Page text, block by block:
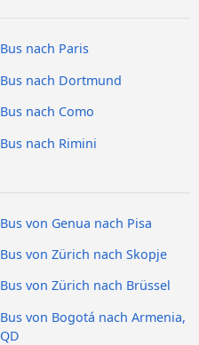
Bus nach Paris
Bus nach Dortmund
Bus nach Como
Bus nach Rimini
Bus von Genua nach Pisa
Bus von Zürich nach Skopje
Bus von Zürich nach Brüssel
Bus von Bogotá nach Armenia,
QD